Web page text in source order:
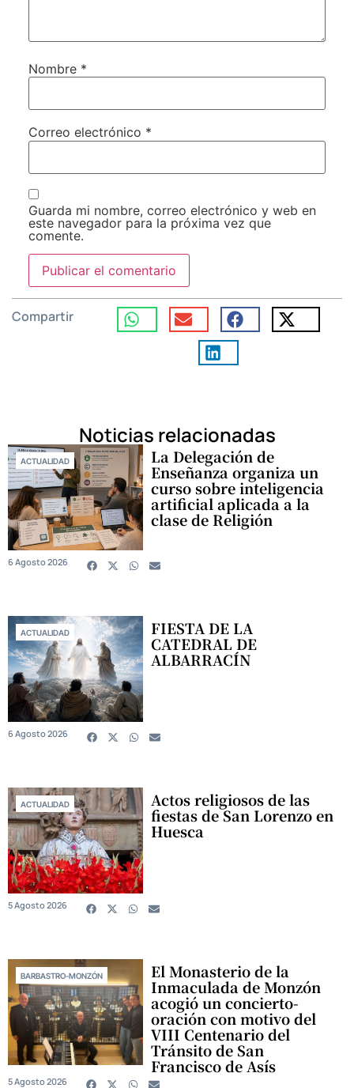
Nombre *
Correo electrónico *
Guarda mi nombre, correo electrónico y web en
este navegador para la próxima vez que
comente.
Compartir
Noticias relacionadas
ACTUALIDAD La Delegación de
Enseñanza organiza un
curso sobre inteligencia
artificial aplicada a la
clase de Religión
6 Agosto 2026
ACTUALIDAD FIESTA DE LA
CATEDRAL DE
ALBARRACÍN
6 Agosto 2026
ACTUALIDAD Actos religiosos de las
fiestas de San Lorenzo en
Huesca
5 Agosto 2026
BARBASTRO-MONZÓN El Monasterio de la
Inmaculada de Monzón
acogió un concierto-
oración con motivo del
VIII Centenario del
Tránsito de San
Francisco de Asís
5 Agosto 2026